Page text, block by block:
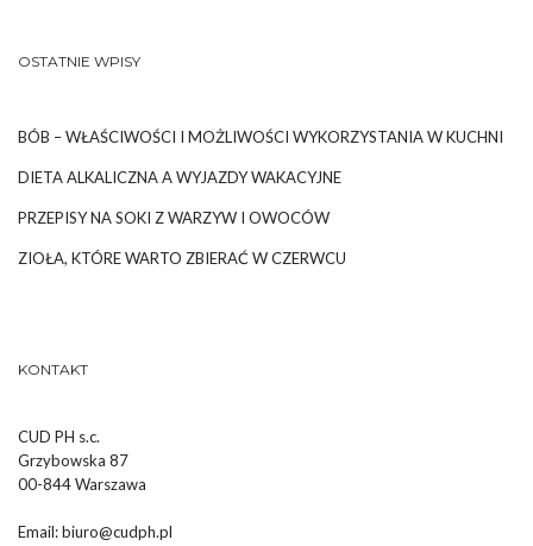
OSTATNIE WPISY
BÓB – WŁAŚCIWOŚCI I MOŻLIWOŚCI WYKORZYSTANIA W KUCHNI
DIETA ALKALICZNA A WYJAZDY WAKACYJNE
PRZEPISY NA SOKI Z WARZYW I OWOCÓW
ZIOŁA, KTÓRE WARTO ZBIERAĆ W CZERWCU
KONTAKT
CUD PH s.c.
Grzybowska 87
00-844 Warszawa
Email:biuro@cudph.pl